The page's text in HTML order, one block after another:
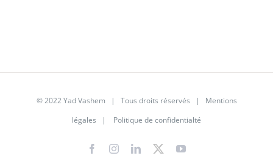
© 2022 Yad Vashem | Tous droits réservés | Mentions
légales | Politique de confidentialté
FacebookInstagramLinkedIn
X YouTube